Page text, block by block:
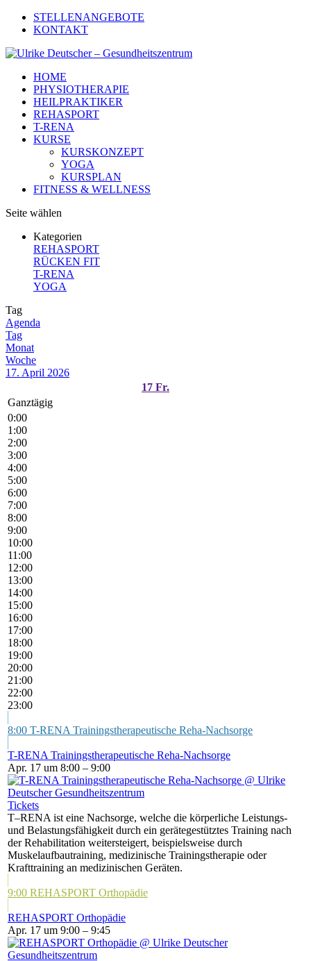
STELLENANGEBOTE
KONTAKT
HOME
PHYSIOTHERAPIE
HEILPRAKTIKER
REHASPORT
T-RENA
KURSE
KURSKONZEPT
YOGA
KURSPLAN
FITNESS & WELLNESS
Seite wählen
Kategorien
REHASPORT
RÜCKEN FIT
T-RENA
YOGA
Tag
Agenda
Tag
Monat
Woche
17. April 2026
17 Fr.
Ganztägig
0:00
1:00
2:00
3:00
4:00
5:00
6:00
7:00
8:00
9:00
10:00
11:00
12:00
13:00
14:00
15:00
16:00
17:00
18:00
19:00
20:00
21:00
22:00
23:00
8:00 T-RENA Trainingstherapeutische Reha-Nachsorge
T-RENA Trainingstherapeutische Reha-Nachsorge
Apr. 17 um 8:00 – 9:00
Tickets
T–RENA ist eine Nachsorge, welche die körperliche Leistungs-
und Belastungsfähigkeit durch ein gerätegestütztes Training nach
der Rehabilitation weitersteigert, beispielsweise durch
Muskelaufbautraining, medizinische Trainingstherapie oder
Krafttraining an medizinischen Geräten.
9:00 REHASPORT Orthopädie
REHASPORT Orthopädie
Apr. 17 um 9:00 – 9:45